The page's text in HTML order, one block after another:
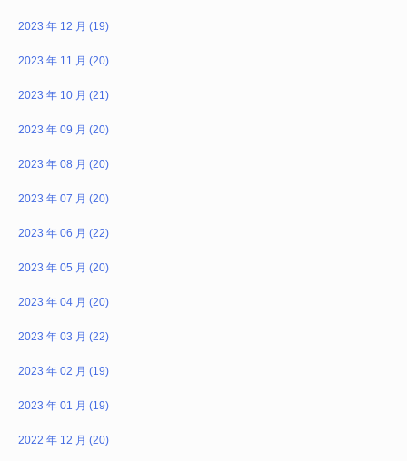
2023 年 12 月 (19)
2023 年 11 月 (20)
2023 年 10 月 (21)
2023 年 09 月 (20)
2023 年 08 月 (20)
2023 年 07 月 (20)
2023 年 06 月 (22)
2023 年 05 月 (20)
2023 年 04 月 (20)
2023 年 03 月 (22)
2023 年 02 月 (19)
2023 年 01 月 (19)
2022 年 12 月 (20)